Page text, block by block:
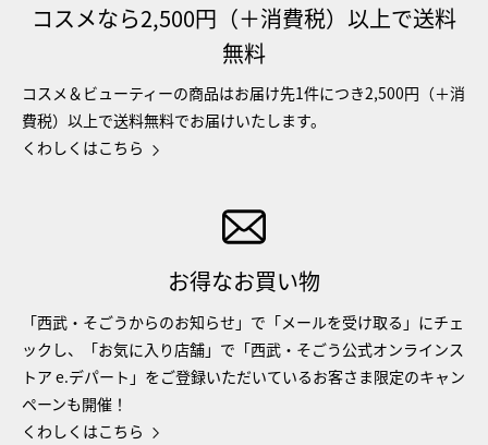
コスメなら2,500円（＋消費税）以上で送料
無料
コスメ＆ビューティーの商品はお届け先1件につき2,500円（＋消
費税）以上で送料無料でお届けいたします。
くわしくはこちら
お得なお買い物
「西武・そごうからのお知らせ」で「メールを受け取る」にチェ
ックし、「お気に入り店舗」で「西武・そごう公式オンラインス
トア e.デパート」をご登録いただいているお客さま限定のキャン
ペーンも開催！
くわしくはこちら